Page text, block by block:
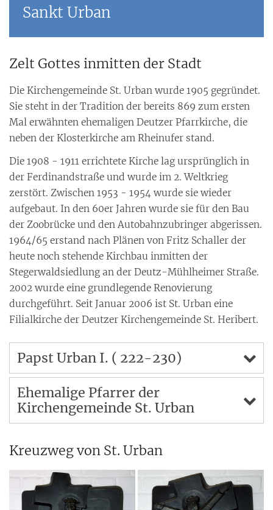
Sankt Urban
Zelt Gottes inmitten der Stadt
Die Kirchengemeinde St. Urban wurde 1905 gegründet.
Sie steht in der Tradition der bereits 869 zum ersten
Mal erwähnten ehemaligen Deutzer Pfarrkirche, die
neben der Klosterkirche am Rheinufer stand.
Die 1908 - 1911 errichtete Kirche lag ursprünglich in
der Ferdinandstraße und wurde im 2. Weltkrieg
zerstört. Zwischen 1953 - 1954 wurde sie wieder
aufgebaut. In den 60er Jahren wurde sie für den Bau
der Zoobrücke und den Autobahnzubringer abgerissen.
1964/65 erstand nach Plänen von Fritz Schaller der
heute noch stehende Kirchbau inmitten der
Stegerwaldsiedlung an der Deutz-Mühlheimer Straße.
2002 wurde eine grundlegende Renovierung
durchgeführt. Seit Januar 2006 ist St. Urban eine
Filialkirche der Deutzer Kirchengemeinde St. Heribert.
Papst Urban I. ( 222-230)
Ehemalige Pfarrer der
Kirchengemeinde St. Urban
Kreuzweg von St. Urban